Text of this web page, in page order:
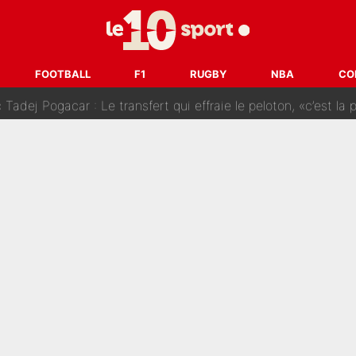
FOOTBALL F1 RUGBY NBA
: Les coulisses de la décision de Lucas Chevalier pour
sur CNews, un ancien journaliste de France Télévisions relance la
Tadej Pogacar : Le transfert qui effraie le peloton, «c’est la